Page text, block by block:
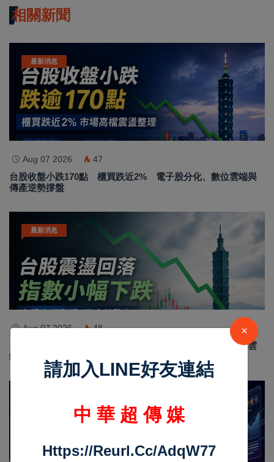
相關新聞
最新消息
Aug 07 2026 47
台股收盤小跌170點 櫃買跌近2% 電子股分化、數位雲端與
傳產逆勢撐盤
最新消息
Aug 07 2026 48
台股早盤開高走低 加權指數回落百點 電子股分化、數位雲
端與傳產逆勢走強
×
請加入LINE好友連結
中 華 超 傳 媒
Https://reurl.cc/adqW77